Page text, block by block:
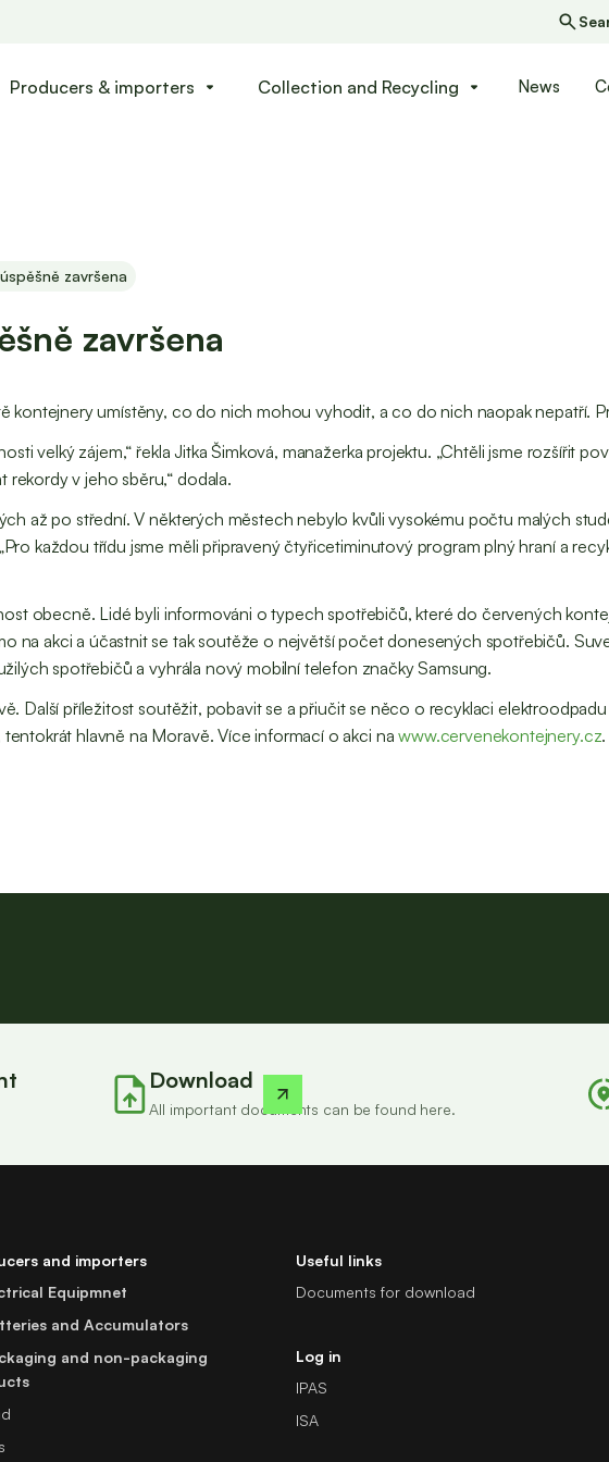
Producers & importers arrow_drop_down Collection and Recycling arrow_drop_down News
završena
završena
kontejnery umístěny, co do nich mohou vyhodit, a co do nich naopak nepatří.
velký zájem,“ řekla Jitka Šimková, manažerka projektu. „Chtěli jsme rozšířit
v jeho sběru,“ dodala.
až po střední. V některých městech nebylo kvůli vysokému počtu malých
každou třídu jsme měli připravený čtyřicetiminutový program plný hraní a
obecně. Lidé byli informováni o typech spotřebičů, které do červených
na akci a účastnit se tak soutěže o největší počet donesených spotřebičů.
spotřebičů a vyhrála nový mobilní telefon značky Samsung.
Další příležitost soutěžit, pobavit se a přiučit se něco o recyklaci
hlavně na Moravě. Více informací o akci nawww.cervenekontejnery.cz.
Download
All important documents can be found here.
and importers
Equipmnet
and Accumulators
and non-packaging
Useful links
Documents for download
Log in
IPAS
ISA